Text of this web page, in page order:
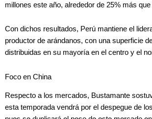
millones este año, alrededor de 25% más
Con dichos resultados, Perú mantiene el
productor de arándanos, con una superficie
distribuidas en su mayoría en el centro y el
Foco en China
Respecto a los mercados, Bustamante
esta temporada vendrá por el despegue de